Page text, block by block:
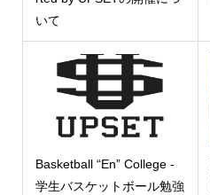
いて
Basketball “En” College -
学生バスケットボール勉強